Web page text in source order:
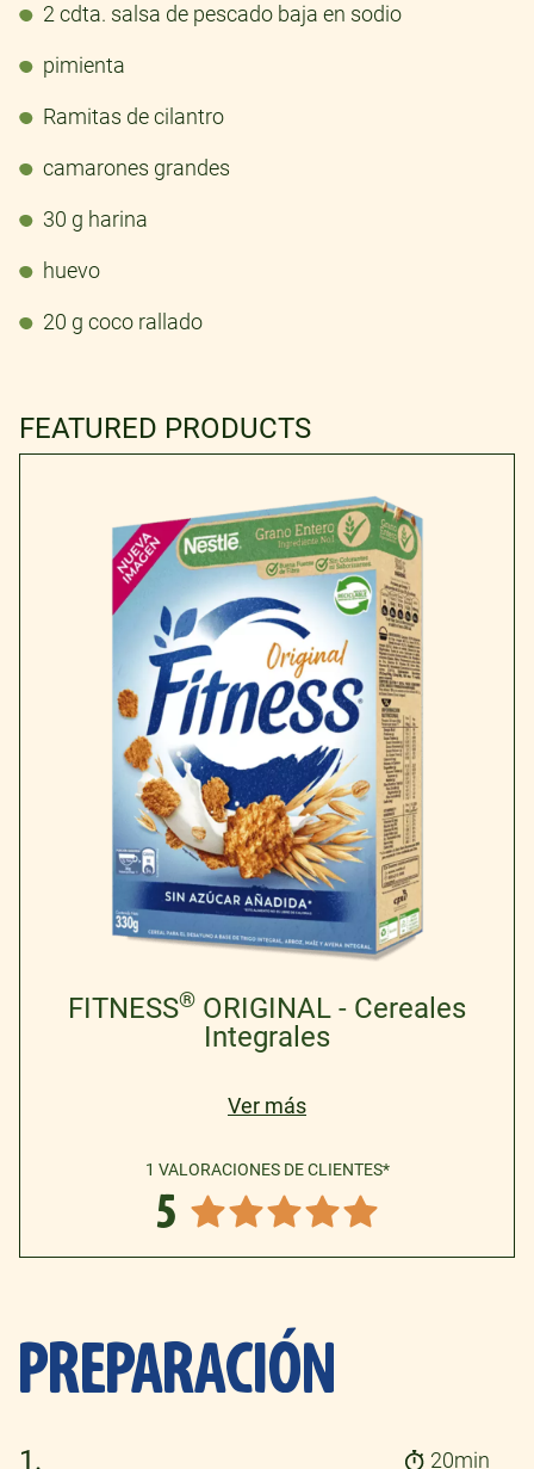
2 cdta. salsa de pescado baja en sodio
pimienta
Ramitas de cilantro
camarones grandes
30 g harina
huevo
20 g coco rallado
FEATURED PRODUCTS
FITNESS® ORIGINAL - Cereales
Integrales
Ver más
1 VALORACIONES DE CLIENTES*
5
PREPARACIÓN
1. 20min